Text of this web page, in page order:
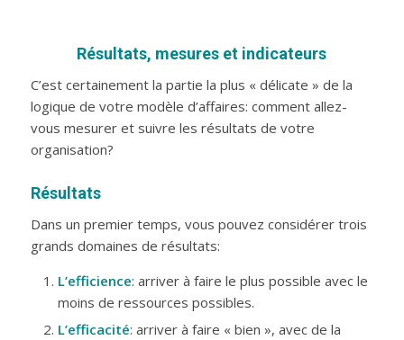
Résultats, mesures et indicateurs
C’est certainement la partie la plus « délicate » de la
logique de votre modèle d’affaires: comment allez-
vous mesurer et suivre les résultats de votre
organisation?
Résultats
Dans un premier temps, vous pouvez considérer trois
grands domaines de résultats:
L’efficience: arriver à faire le plus possible avec le
moins de ressources possibles.
L’efficacité: arriver à faire « bien », avec de la